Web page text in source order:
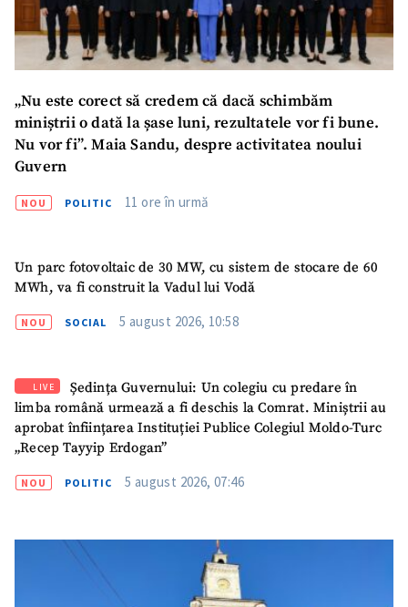
„Nu este corect să credem că dacă schimbăm
miniștrii o dată la șase luni, rezultatele vor fi bune.
Nu vor fi”. Maia Sandu, despre activitatea noului
Guvern
NOU POLITIC 11 ore în urmă
Un parc fotovoltaic de 30 MW, cu sistem de stocare de 60
MWh, va fi construit la Vadul lui Vodă
NOU SOCIAL 5 august 2026, 10:58
LIVE
Ședința Guvernului: Un colegiu cu predare în
limba română urmează a fi deschis la Comrat. Miniștrii au
aprobat înființarea Instituției Publice Colegiul Moldo-Turc
„Recep Tayyip Erdogan”
NOU POLITIC 5 august 2026, 07:46
Sursă anonimă
Nume+ Numele meu
Email+ Emailul meu
TRIMITE ȘTIREA